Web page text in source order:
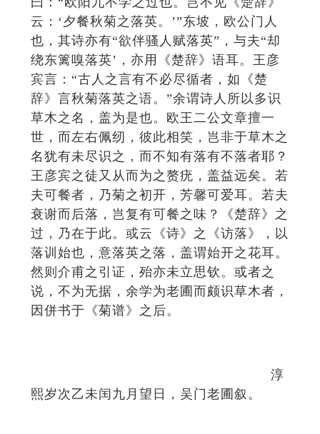
云：‘夕餐秋菊之落英。’”东坡，欧公门人
也，其诗亦有“欲伴骚人赋落英”，与夫“却
绕东篱嗅落英’，亦用《楚辞》语耳。王彦
宾言：“古人之言有不必尽循者，如《楚
辞》言秋菊落英之语。”余谓诗人所以多识
草木之名，盖为是也。欧王二公文章擅一
世，而左右佩纫，彼此相笑，岂非于草木之
名犹有未尽识之，而不知有落有不落者耶？
王彦宾之徒又从而为之赘疣，盖益远矣。若
夫可餐者，乃菊之初开，芳馨可爱耳。若夫
衰谢而后落，岂复有可餐之味？《楚辞》之
过，乃在于此。或云《诗》之《访落》，以
落训始也，意落英之落，盖谓始开之花耳。
然则介甫之引证，殆亦未立思钦。或者之
说，不为无据，余学为老圃而颇识草木者，
因併书于《菊谱》之后。
淳
熙岁次乙未闰九月望日，吴门老圃叙。